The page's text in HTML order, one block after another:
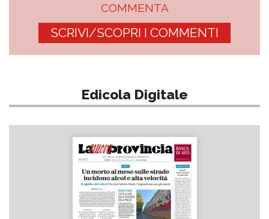
COMMENTA
SCRIVI/SCOPRI I COMMENTI
Edicola Digitale